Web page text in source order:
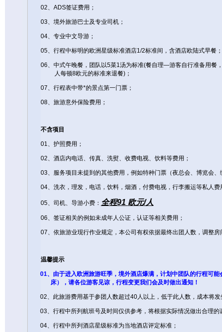
02、 ADS签证费用；
03、境外旅游巴士及专业司机；
04、专业中文导游；
05、行程中标明的欧洲星级标准酒店1/2标准间，含酒店欧陆式早餐；
06、中式午晚餐，团队以5菜1汤为标准(餐自理—游客自行准备用餐
人每顿8欧元的标准来退餐)；
07、行程表中带*的景点第一门票；
08、旅游意外保险费用；
不含项目
01、护照费用；
02、酒店内电话、传真、洗熨、收费电视、饮料等费用；
03、服务项目未提到的其他费用，例如特种门票（夜总会、博览会、
04、洗衣，理发，电话，饮料，烟酒，付费电视，行李搬运等私人费
05、司机、导游小费： 全程91 欧元/人
06、签证相关的例如未成年人公证，认证等相关费用；
07、依旅游业现行作业规定，本公司有权依据最终出团人数，调整
温馨提示
01、由于进入欧洲旅游旺季，境外酒店爆满，计划中团队的行程可
床），请各位游客见谅，行程变更我们会及时做出通知！
02、此旅游费用基于参团人数超过40人以上，低于此人数，成本将
03、行程中所列航班号及时间仅供参考，将根据实际情况做出合理
04、行程中所列酒店星级标准为当地酒店评定标准；